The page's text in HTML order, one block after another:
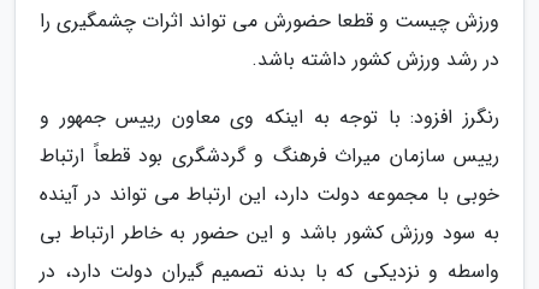
ورزش چیست و قطعا حضورش می تواند اثرات چشمگیری را
در رشد ورزش کشور داشته باشد.
رنگرز افزود: با توجه به اینکه وی معاون رییس جمهور و
رییس سازمان میراث فرهنگ و گردشگری بود قطعاً ارتباط
خوبی با مجموعه دولت دارد، این ارتباط می تواند در آینده
به سود ورزش کشور باشد و این حضور به خاطر ارتباط بی
واسطه و نزدیکی که با بدنه تصمیم گیران دولت دارد، در